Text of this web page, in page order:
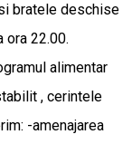
bratele deschise
ora 22.00.
alimentar
, cerintele
-amenajarea